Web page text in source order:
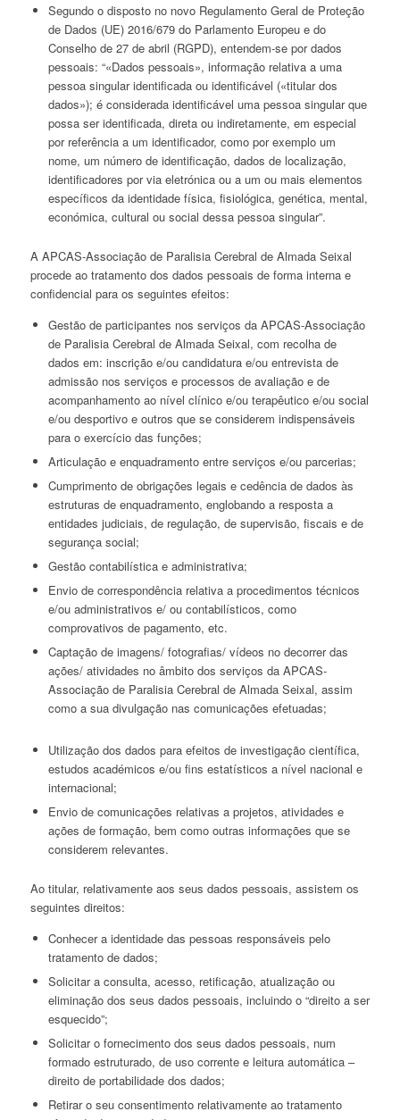
Segundo o disposto no novo Regulamento Geral de Proteção
de Dados (UE) 2016/679 do Parlamento Europeu e do
Conselho de 27 de abril (RGPD), entendem-se por dados
pessoais: “«Dados pessoais», informação relativa a uma
pessoa singular identificada ou identificável («titular dos
dados»); é considerada identificável uma pessoa singular que
possa ser identificada, direta ou indiretamente, em especial
por referência a um identificador, como por exemplo um
nome, um número de identificação, dados de localização,
identificadores por via eletrónica ou a um ou mais elementos
específicos da identidade física, fisiológica, genética, mental,
económica, cultural ou social dessa pessoa singular”.
A APCAS-Associação de Paralisia Cerebral de Almada Seixal
procede ao tratamento dos dados pessoais de forma interna e
confidencial para os seguintes efeitos:
Gestão de participantes nos serviços da APCAS-Associação
de Paralisia Cerebral de Almada Seixal, com recolha de
dados em: inscrição e/ou candidatura e/ou entrevista de
admissão nos serviços e processos de avaliação e de
acompanhamento ao nível clínico e/ou terapêutico e/ou social
e/ou desportivo e outros que se considerem indispensáveis
para o exercício das funções;
Articulação e enquadramento entre serviços e/ou parcerias;
Cumprimento de obrigações legais e cedência de dados às
estruturas de enquadramento, englobando a resposta a
entidades judiciais, de regulação, de supervisão, fiscais e de
segurança social;
Gestão contabilística e administrativa;
Envio de correspondência relativa a procedimentos técnicos
e/ou administrativos e/ ou contabilísticos, como
comprovativos de pagamento, etc.
Captação de imagens/ fotografias/ vídeos no decorrer das
ações/ atividades no âmbito dos serviços da APCAS-
Associação de Paralisia Cerebral de Almada Seixal, assim
como a sua divulgação nas comunicações efetuadas;
Utilização dos dados para efeitos de investigação científica,
estudos académicos e/ou fins estatísticos a nível nacional e
internacional;
Envio de comunicações relativas a projetos, atividades e
ações de formação, bem como outras informações que se
considerem relevantes.
Ao titular, relativamente aos seus dados pessoais, assistem os
seguintes direitos:
Conhecer a identidade das pessoas responsáveis pelo
tratamento de dados;
Solicitar a consulta, acesso, retificação, atualização ou
eliminação dos seus dados pessoais, incluindo o “direito a ser
esquecido”;
Solicitar o fornecimento dos seus dados pessoais, num
formado estruturado, de uso corrente e leitura automática –
direito de portabilidade dos dados;
Retirar o seu consentimento relativamente ao tratamento